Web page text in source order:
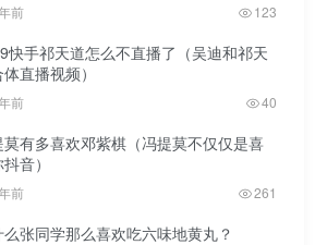
前 123
快手祁天道怎么不直播了（吴迪和祁天
直播视频）
前 40
莫有多喜欢邓紫棋（冯提莫不仅仅是喜
音）
前 261
么张同学那么喜欢吃六味地黄丸？